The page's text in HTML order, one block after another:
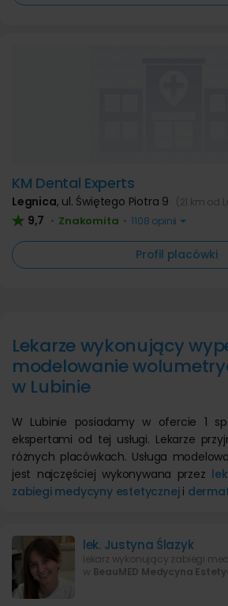
KM Dental Experts
Legnica, ul. Świętego Piotra 9 (21 km od
9,7 • Znakomita • 1108 opinii
Profil placówki
Lekarze wykonujący
modelowanie
w Lubinie
W Lubinie posiadamy w ofercie 1
ekspertami od tej usługi. Lekarze
różnych placówkach. Usługa
jest najczęściej wykonywana przez
zabiegi medycyny estetyczneji
lek. Justyna Ślazyk
lekarz wykonujący zabiegi
w BeauMED Medycyna